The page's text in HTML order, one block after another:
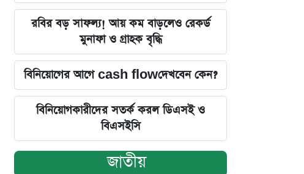
রবির বড় সাফল্য! আয় কম বাড়লেও রেকর্ড
মুনাফা ও গ্রাহক বৃদ্ধি
বিনিয়োগের আগে cash flowদেখবেন কেন?
বিনিয়োগকারীদের সতর্ক করল ডিএসই ও
বিএসইসি
জাতীয়